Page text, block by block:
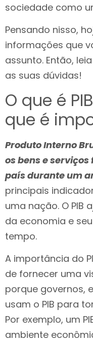
sociedade como
Pensando nisso,
informações que
assunto. Então,
as suas dúvidas!
O que é
que é
Produto Interno
os bens e
país durante um
principais
uma nação. O PIB
da economia e
tempo.
A importância do
de fornecer uma
porque governos,
usam o PIB para
Por exemplo, um
ambiente